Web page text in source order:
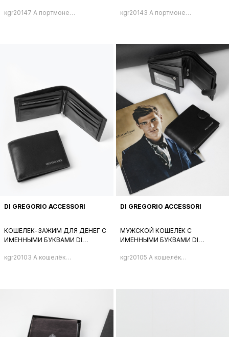
ЦВЕТА
кgr20147 A портмоне
кgr20143 A портмоне
DI GREGORIO ACCESSORI
КОШЕЛЕК-ЗАЖИМ ДЛЯ ДЕНЕГ С
ИМЕННЫМИ БУКВАМИ DI
кgr20103 A кошелёк
DI GREGORIO ACCESSORI
МУЖСКОЙ КОШЕЛЁК С
ИМЕННЫМИ БУКВАМИ DI
кgr20105 A кошелёк